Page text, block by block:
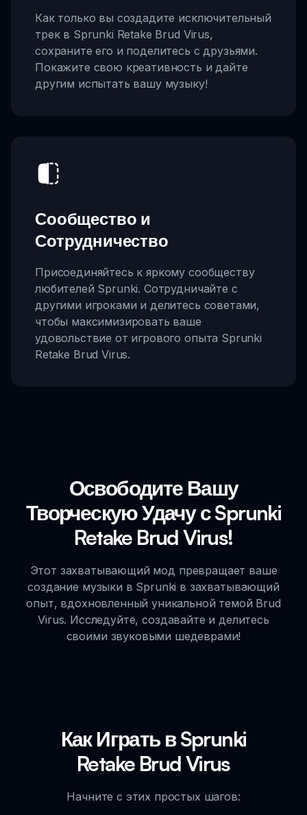
Как только вы создадите исключительный
трек в Sprunki Retake Brud Virus,
сохраните его и поделитесь с друзьями.
Покажите свою креативность и дайте
другим испытать вашу музыку!
Сообщество и
Сотрудничество
Присоединяйтесь к яркому сообществу
любителей Sprunki. Сотрудничайте с
другими игроками и делитесь советами,
чтобы максимизировать ваше
удовольствие от игрового опыта Sprunki
Retake Brud Virus.
Освободите Вашу
Творческую Удачу с Sprunki
Retake Brud Virus!
Этот захватывающий мод превращает ваше
создание музыки в Sprunki в захватывающий
опыт, вдохновленный уникальной темой Brud
Virus. Исследуйте, создавайте и делитесь
своими звуковыми шедеврами!
Как Играть в Sprunki
Retake Brud Virus
Начните с этих простых шагов: